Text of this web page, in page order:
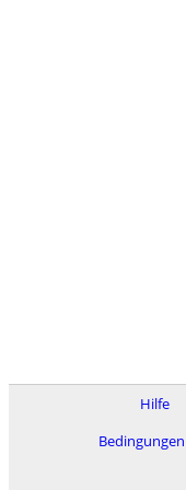
Hilfe
Bedingungen